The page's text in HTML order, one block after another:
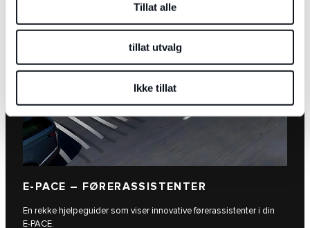
Tillat alle
tillat utvalg
Ikke tillat
E-PACE – FØRERASSISTENTER
En rekke hjelpeguider som viser innovative førerassistenter i din
E‑PACE.